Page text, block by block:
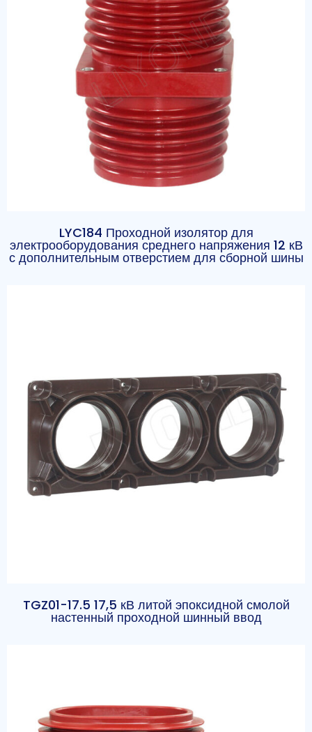
LYC184 Проходной изолятор для
электрооборудования среднего напряжения 12 кВ
с дополнительным отверстием для сборной шины
TGZ01-17.5 17,5 кВ литой эпоксидной смолой
настенный проходной шинный ввод